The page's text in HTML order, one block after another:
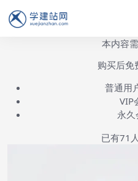
本内容
购买后免
普通用
VIP
永久
已有71